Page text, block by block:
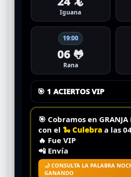
Iguana
19:00
06 🐸
Rana
🎯 1 ACIERTOS VIP
🎯 Cobramos en
con el 🐍 Culebra a las
🔥 Fue VIP
📲 Envía
🌙 CONSULTA LA PALABRA
GANANDO